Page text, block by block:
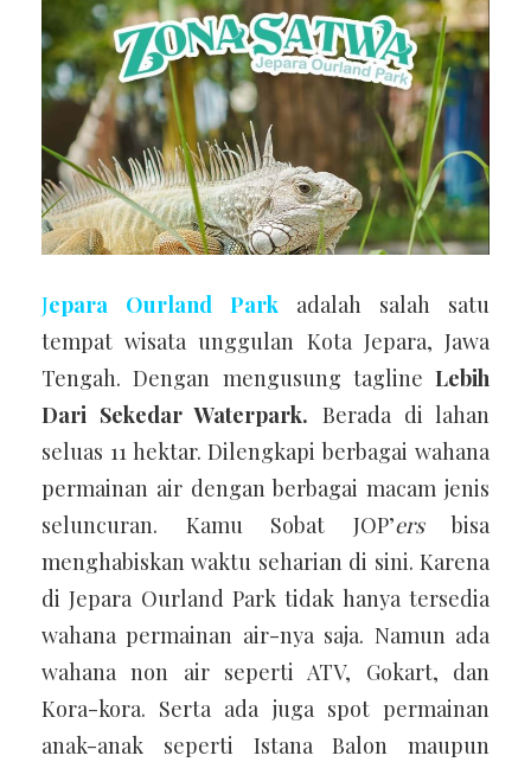
Jepara Ourland Park adalah salah satu
tempat wisata unggulan Kota Jepara, Jawa
Tengah. Dengan mengusung tagline Lebih
Dari Sekedar Waterpark. Berada di lahan
seluas 11 hektar. Dilengkapi berbagai wahana
permainan air dengan berbagai macam jenis
seluncuran. Kamu Sobat JOP’ersbisa
menghabiskan waktu seharian di sini. Karena
di Jepara Ourland Park tidak hanya tersedia
wahana permainan air-nya saja. Namun ada
wahana non air seperti ATV, Gokart, dan
Kora-kora. Serta ada juga spot permainan
anak-anak seperti Istana Balon maupun